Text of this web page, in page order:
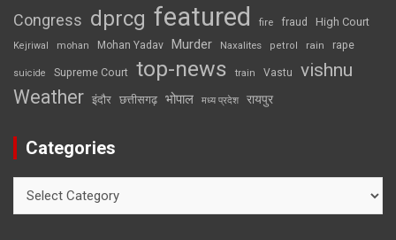
Congress dprcg featured fire fraud High Court
Kejriwal mohan Mohan Yadav Murder Naxalites petrol rain rape
suicide Supreme Court top-news train Vastu vishnu
Weather इंदौर छत्तीसगढ़ भोपाल मध्य प्रदेश रायपुर
Categories